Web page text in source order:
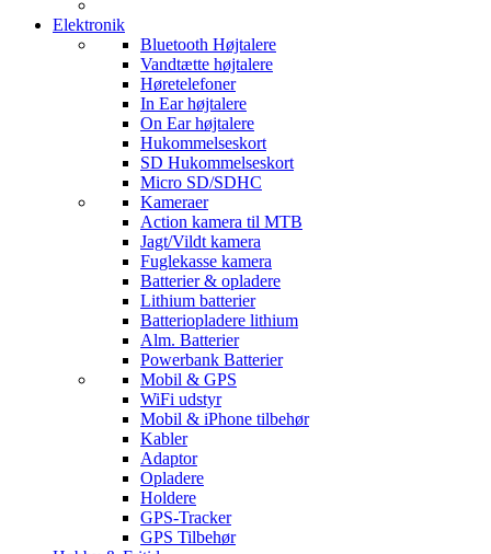
Elektronik
Bluetooth Højtalere
Vandtætte højtalere
Høretelefoner
In Ear højtalere
On Ear højtalere
Hukommelseskort
SD Hukommelseskort
Micro SD/SDHC
Kameraer
Action kamera til MTB
Jagt/Vildt kamera
Fuglekasse kamera
Batterier & opladere
Lithium batterier
Batteriopladere lithium
Alm. Batterier
Powerbank Batterier
Mobil & GPS
WiFi udstyr
Mobil & iPhone tilbehør
Kabler
Adaptor
Opladere
Holdere
GPS-Tracker
GPS Tilbehør